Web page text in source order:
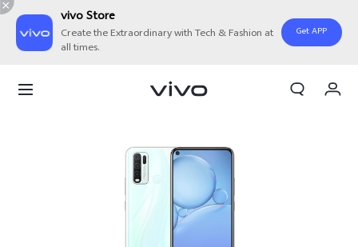
vivo Store
Create the Extraordinary with Tech & Fashion at
all times.
Get APP